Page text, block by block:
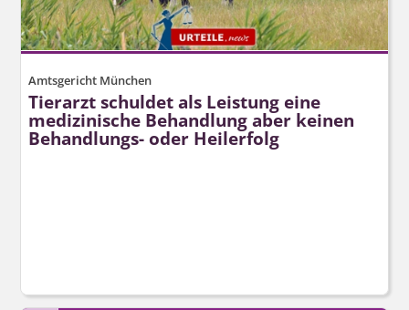
Amtsgericht München
Tierarzt schuldet als Leistung eine
medizinische Behandlung aber keinen
Behandlungs- oder Heilerfolg